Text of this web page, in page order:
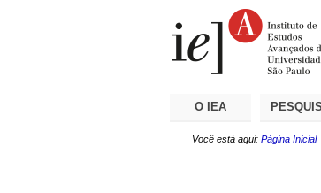
O IEA
Você está aqui: Página Inicial